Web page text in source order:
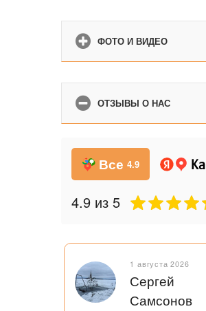
ФОТО И ВИДЕО
ОТЗЫВЫ О НАС
Все 4.9
4.9из 5
1 августа 2026
Сергей
Самсонов